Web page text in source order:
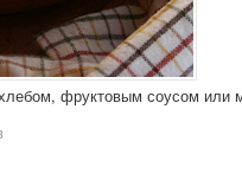
фруктовым соусом или